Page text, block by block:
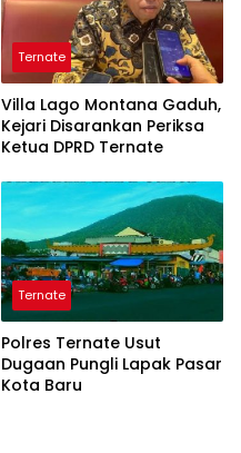
Ternate
Villa Lago Montana Gaduh,
Kejari Disarankan Periksa
Ketua DPRD Ternate
Ternate
Polres Ternate Usut
Dugaan Pungli Lapak Pasar
Kota Baru